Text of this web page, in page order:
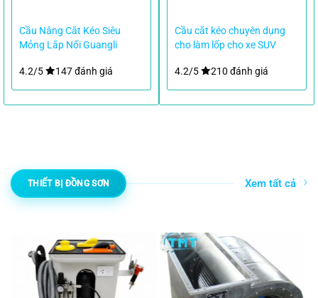
Cầu Nâng Cắt Kéo Siêu
Mỏng Lắp Nổi Guangli
4.2/5
147 đánh giá
Cầu cắt kéo chuyên dụng
cho làm lốp cho xe SUV
4.2/5 210 đánh giá
THIẾT BỊ ĐỒNG SƠN Xem tất cả